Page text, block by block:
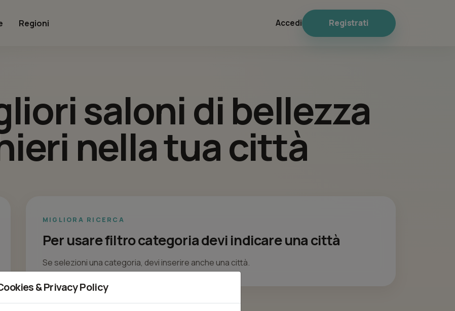
Regioni Accedi Registrati
saloni di bellezza
nella tua città
MIGLIORA RICERCA
Per usare filtro categoria devi indicare una città
Se selezioni una categoria, devi inserire anche una città.
& Privacy Policy